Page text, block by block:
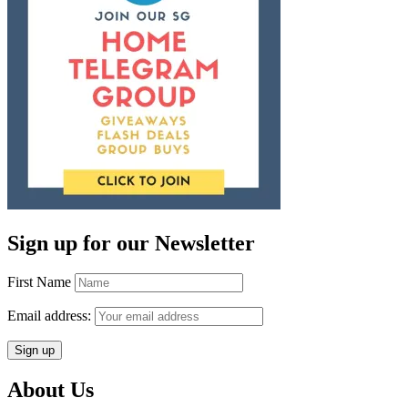
Sign up for our Newsletter
First Name
Email address:
About Us